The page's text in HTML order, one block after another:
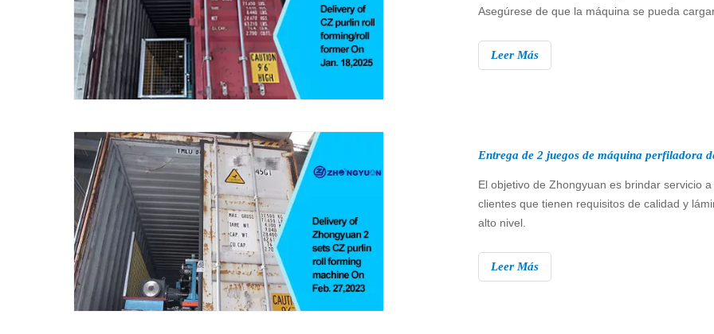
Asegúrese de que la máquina se pueda
alambre de acero con contenedor para
que la máquina no se dañe durante el envío.
Leer Más
El objetivo de Zhongyuan es brindar servicio a
clientes que tienen requisitos de calidad y
alto nivel.
Leer Más